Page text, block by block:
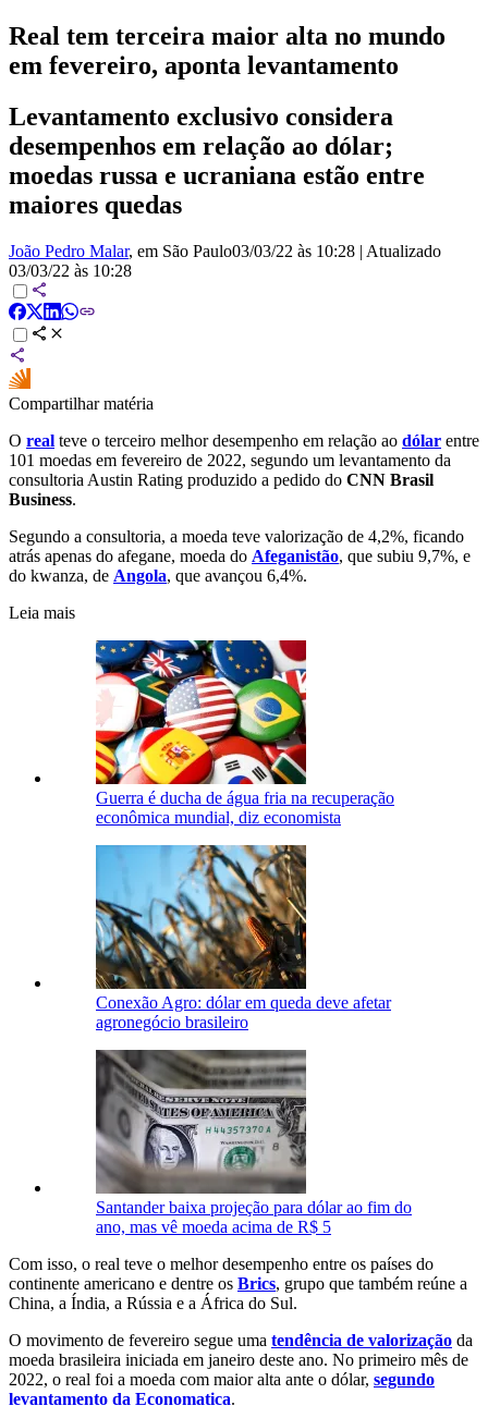
Real tem terceira maior alta no mundo
em fevereiro, aponta levantamento
Levantamento exclusivo considera
desempenhos em relação ao dólar;
moedas russa e ucraniana estão entre
maiores quedas
João Pedro Malar, em São Paulo03/03/22 às 10:28 | Atualizado
03/03/22 às 10:28
Compartilhar matéria
O real teve o terceiro melhor desempenho em relação ao dólar entre
101 moedas em fevereiro de 2022, segundo um levantamento da
consultoria Austin Rating produzido a pedido do CNN Brasil
Business.
Segundo a consultoria, a moeda teve valorização de 4,2%, ficando
atrás apenas do afegane, moeda do Afeganistão, que subiu 9,7%, e
do kwanza, de Angola, que avançou 6,4%.
Leia mais
Guerra é ducha de água fria na recuperação
econômica mundial, diz economista
Conexão Agro: dólar em queda deve afetar
agronegócio brasileiro
Santander baixa projeção para dólar ao fim do
ano, mas vê moeda acima de R$ 5
Com isso, o real teve o melhor desempenho entre os países do
continente americano e dentre os Brics, grupo que também reúne a
China, a Índia, a Rússia e a África do Sul.
O movimento de fevereiro segue uma tendência de valorização da
moeda brasileira iniciada em janeiro deste ano. No primeiro mês de
2022, o real foi a moeda com maior alta ante o dólar, segundo
levantamento da Economatica.